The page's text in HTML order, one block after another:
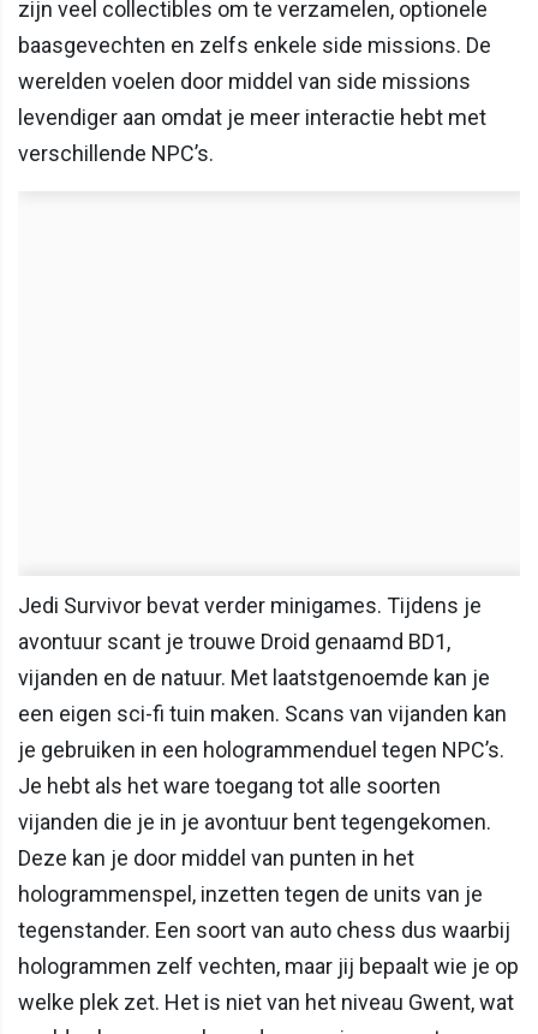
zijn veel collectibles om te verzamelen, optionele
baasgevechten en zelfs enkele side missions. De
werelden voelen door middel van side missions
levendiger aan omdat je meer interactie hebt met
verschillende NPC’s.
Jedi Survivor bevat verder minigames. Tijdens je
avontuur scant je trouwe Droid genaamd BD1,
vijanden en de natuur. Met laatstgenoemde kan je
een eigen sci-fi tuin maken. Scans van vijanden kan
je gebruiken in een hologrammenduel tegen NPC’s.
Je hebt als het ware toegang tot alle soorten
vijanden die je in je avontuur bent tegengekomen.
Deze kan je door middel van punten in het
hologrammenspel, inzetten tegen de units van je
tegenstander. Een soort van auto chess dus waarbij
hologrammen zelf vechten, maar jij bepaalt wie je op
welke plek zet. Het is niet van het niveau Gwent, wat